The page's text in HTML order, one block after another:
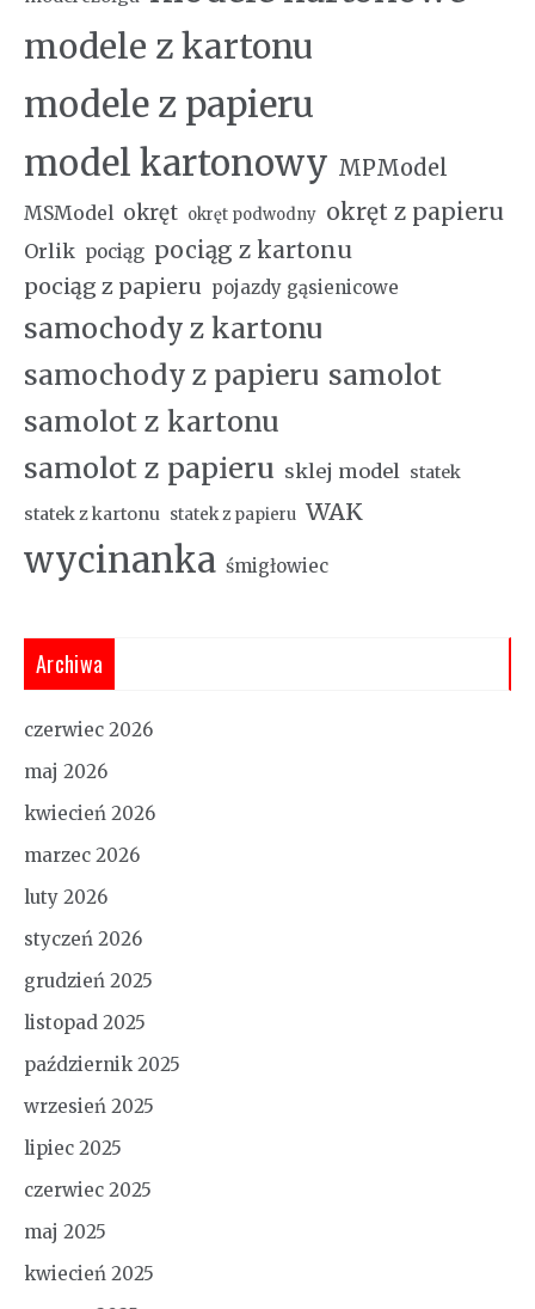
modele z kartonu
modele z papieru
model kartonowy MPModel
MSModel okręt okręt podwodny okręt z papieru
Orlik pociąg pociąg z kartonu
pociąg z papieru pojazdy gąsienicowe
samochody z kartonu
samochody z papieru samolot
samolot z kartonu
samolot z papieru sklej model
statek
statek z kartonu statek z papieru WAK
wycinanka śmigłowiec
Archiwa
czerwiec 2026
maj 2026
kwiecień 2026
marzec 2026
luty 2026
styczeń 2026
grudzień 2025
listopad 2025
październik 2025
wrzesień 2025
lipiec 2025
czerwiec 2025
maj 2025
kwiecień 2025